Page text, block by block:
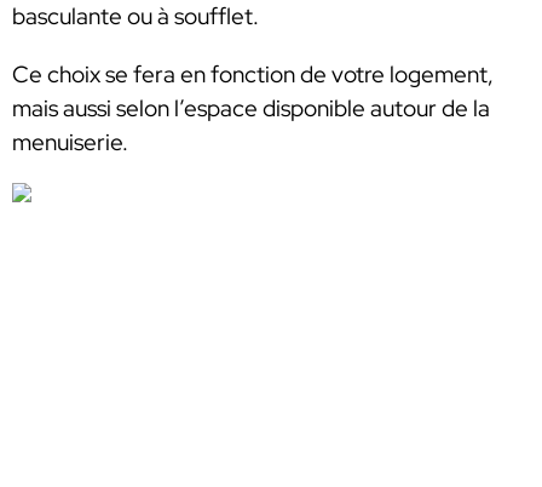
basculante ou à soufflet.
Ce choix se fera en fonction de votre logement,
mais aussi selon l’espace disponible autour de la
menuiserie.